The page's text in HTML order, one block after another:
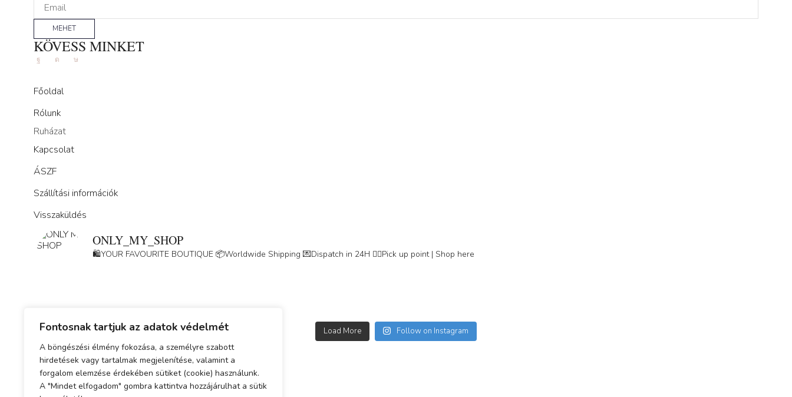
Fontosnak tartjuk az adatok védelmét
A böngészési élmény fokozása, a személyre szabott
hirdetések vagy tartalmak megjelenítése, valamint a
forgalom elemzése érdekében sütiket (cookie) használunk.
A "Mindet elfogadom" gombra kattintva hozzájárulhat a sütik
MEHET
KÖVESS MINKET
FacebookInstagram
Tik-
Főoldal
Rólunk
Ruházat
Kapcsolat
ÁSZF
Szállítási információk
Visszaküldés
ONLY_MY_SHOP
🛍️YOUR FAVOURITE BOUTIQUE 📦Worldwide Shipping 💌Dispatch in 24H 👇🏽Pick up point | Shop here
Load More Follow on Instagram
Adatkezelési tájékoztató
ÁSZF